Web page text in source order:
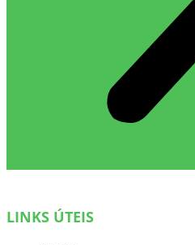
LINKS ÚTEIS